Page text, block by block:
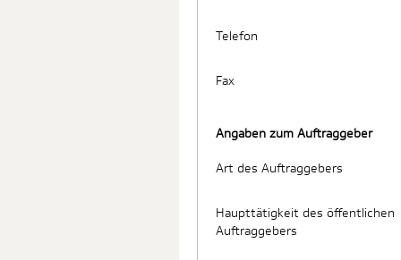
Telefon
Fax
Angaben zum Auftraggeber
Art des Auftraggebers
Haupttätigkeit des öffentlichen
Auftraggebers